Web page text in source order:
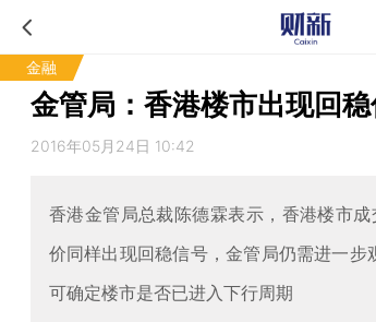
金融
金管局：香港楼市出现回
2016年05月24日 10:42
香港金管局总裁陈德霖表示，香港楼市
价同样出现回稳信号，金管局仍需进一步
可确定楼市是否已进入下行周期